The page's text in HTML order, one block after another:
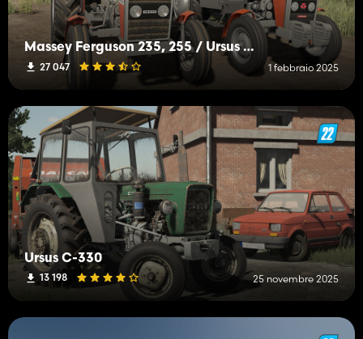
Massey Ferguson 235, 255 / Ursus 2812, 3512
27 047 1 febbraio 2025
Ursus C-330
13 198 25 novembre 2025